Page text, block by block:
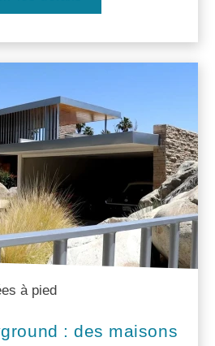
à pied
: des maisons